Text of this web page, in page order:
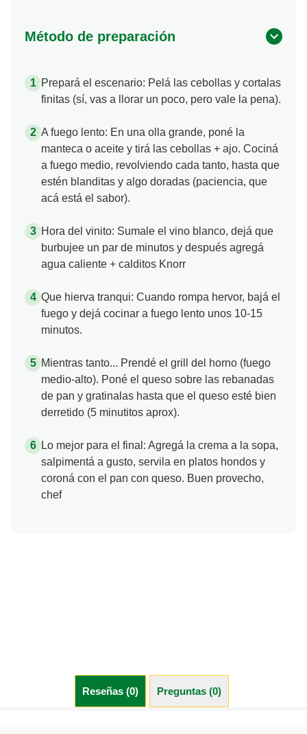
Método de preparación
Prepará el escenario: Pelá las cebollas y cortalas
finitas (sí, vas a llorar un poco, pero vale la pena).
A fuego lento: En una olla grande, poné la
manteca o aceite y tirá las cebollas + ajo. Cociná
a fuego medio, revolviendo cada tanto, hasta que
estén blanditas y algo doradas (paciencia, que
acá está el sabor).
Hora del vinito: Sumale el vino blanco, dejá que
burbujee un par de minutos y después agregá
agua caliente + calditos Knorr
Que hierva tranqui: Cuando rompa hervor, bajá el
fuego y dejá cocinar a fuego lento unos 10-15
minutos.
Mientras tanto... Prendé el grill del horno (fuego
medio-alto). Poné el queso sobre las rebanadas
de pan y gratinalas hasta que el queso esté bien
derretido (5 minutitos aprox).
Lo mejor para el final: Agregá la crema a la sopa,
salpimentá a gusto, servila en platos hondos y
coroná con el pan con queso. Buen provecho,
chef
Reseñas (0) Preguntas (0)